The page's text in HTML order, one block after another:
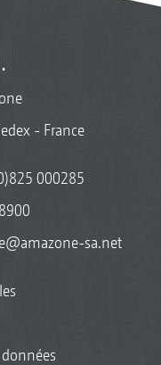
- France
000285
sa.net